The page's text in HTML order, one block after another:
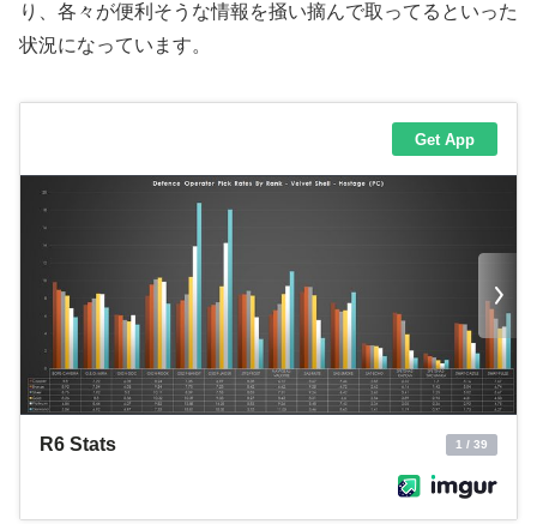
り、各々が便利そうな情報を掻い摘んで取ってるといった
状況になっています。